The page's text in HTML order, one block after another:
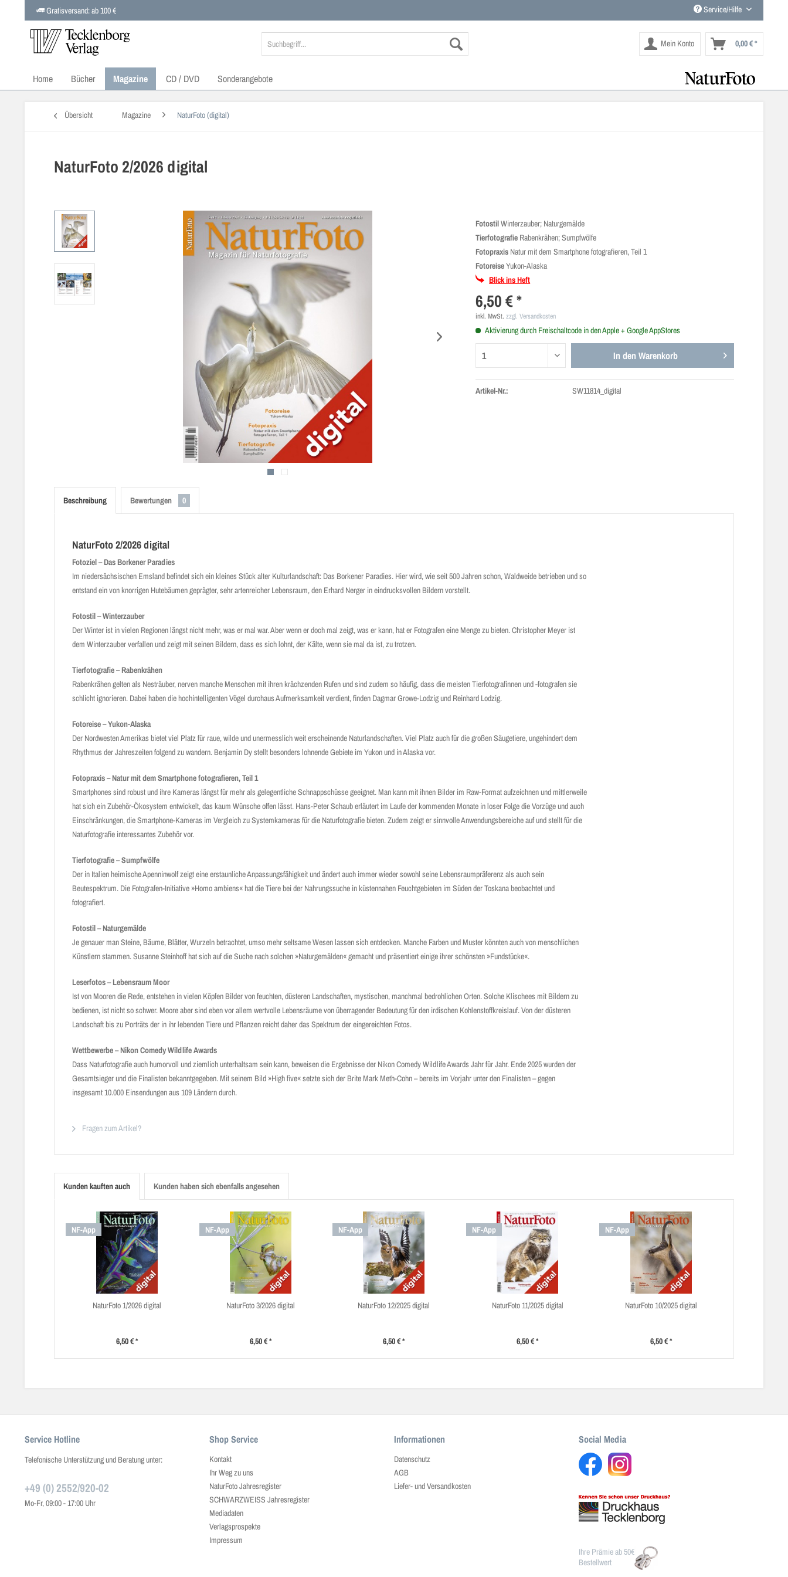
Gratisversand: ab 100 € Service/Hilfe
Mein Konto 0,00 € *
Home Bücher Magazine CD / DVD Sonderangebote
Übersicht Magazine NaturFoto (digital)
NaturFoto 2/2026 digital
FotostilWinterzauber; Naturgemälde
Tierfotografie Rabenkrähen; Sumpfwölfe
Fotopraxis Natur mit dem Smartphone fotografieren, Teil 1
FotoreiseYukon-Alaska
Blick ins Heft
6,50 € *
inkl. MwSt.zzgl. Versandkosten
Aktivierung durch Freischaltcode in den Apple + Google AppStores
In den Warenkorb
Artikel-Nr.: SW11814_digital
Beschreibung Bewertungen 0
NaturFoto 2/2026 digital
Fotoziel – Das Borkener Paradies
Im niedersächsischen Emsland befindet sich ein kleines Stück alter Kulturlandschaft: Das Borkener Paradies. Hier wird, wie seit 500 Jahren schon, Waldweide betrieben und so
entstand ein von knorrigen Hutebäumen geprägter, sehr artenreicher Lebensraum, den Erhard Nerger in eindrucksvollen Bildern vorstellt.
Fotostil – Winterzauber
Der Winter ist in vielen Regionen längst nicht mehr, was er mal war. Aber wenn er doch mal zeigt, was er kann, hat er Fotografen eine Menge zu bieten. Christopher Meyer ist
dem Winterzauber verfallen und zeigt mit seinen Bildern, dass es sich lohnt, der Kälte, wenn sie mal da ist, zu trotzen.
Tierfotografie – Rabenkrähen
Rabenkrähen gelten als Nesträuber, nerven manche Menschen mit ihren krächzenden Rufen und sind zudem so häufig, dass die meisten Tierfotografinnen und -fotografen sie
schlicht ignorieren. Dabei haben die hochintelligenten Vögel durchaus Aufmerksamkeit verdient, finden Dagmar Growe-Lodzig und Reinhard Lodzig.
Fotoreise – Yukon-Alaska
Der Nordwesten Amerikas bietet viel Platz für raue, wilde und unermesslich weit erscheinende Naturlandschaften. Viel Platz auch für die großen Säugetiere, ungehindert dem
Rhythmus der Jahreszeiten folgend zu wandern. Benjamin Dy stellt besonders lohnende Gebiete im Yukon und in Alaska vor.
Fotopraxis – Natur mit dem Smartphone fotografieren, Teil 1
Smartphones sind robust und ihre Kameras längst für mehr als gelegentliche Schnappschüsse geeignet. Man kann mit ihnen Bilder im Raw-Format aufzeichnen und mittlerweile
hat sich ein Zubehör-Ökosystem entwickelt, das kaum Wünsche offen lässt. Hans-Peter Schaub erläutert im Laufe der kommenden Monate in loser Folge die Vorzüge und auch
Einschränkungen, die Smartphone-Kameras im Vergleich zu Systemkameras für die Naturfotografie bieten. Zudem zeigt er sinnvolle Anwendungsbereiche auf und stellt für die
Naturfotografie interessantes Zubehör vor.
Tierfotografie – Sumpfwölfe
Der in Italien heimische Apenninwolf zeigt eine erstaunliche Anpassungsfähigkeit und ändert auch immer wieder sowohl seine Lebensraumpräferenz als auch sein
Beutespektrum. Die Fotografen-Initiative »Homo ambiens« hat die Tiere bei der Nahrungssuche in küstennahen Feuchtgebieten im Süden der Toskana beobachtet und
fotografiert.
Fotostil – Naturgemälde
Je genauer man Steine, Bäume, Blätter, Wurzeln betrachtet, umso mehr seltsame Wesen lassen sich entdecken. Manche Farben und Muster könnten auch von menschlichen
Künstlern stammen. Susanne Steinhoff hat sich auf die Suche nach solchen »Naturgemälden« gemacht und präsentiert einige ihrer schönsten »Fundstücke«.
Leserfotos – Lebensraum Moor
Ist von Mooren die Rede, entstehen in vielen Köpfen Bilder von feuchten, düsteren Landschaften, mystischen, manchmal bedrohlichen Orten. Solche Klischees mit Bildern zu
bedienen, ist nicht so schwer. Moore aber sind eben vor allem wertvolle Lebensräume von überragender Bedeutung für den irdischen Kohlenstoffkreislauf. Von der düsteren
Landschaft bis zu Porträts der in ihr lebenden Tiere und Pflanzen reicht daher das Spektrum der eingereichten Fotos.
Wettbewerbe – Nikon Comedy Wildlife Awards
Dass Naturfotografie auch humorvoll und ziemlich unterhaltsam sein kann, beweisen die Ergebnisse der Nikon Comedy Wildlife Awards Jahr für Jahr. Ende 2025 wurden der
Gesamtsieger und die Finalisten bekanntgegeben. Mit seinem Bild »High five« setzte sich der Brite Mark Meth-Cohn – bereits im Vorjahr unter den Finalisten – gegen
insgesamt 10.000 Einsendungen aus 109 Ländern durch.
Fragen zum Artikel?
Kunden kauften auch Kunden haben sich ebenfalls angesehen
NF-App
NaturFoto 1/2026 digital
6,50 € *
NF-App
NaturFoto 3/2026 digital
6,50 € *
NF-App
NaturFoto 12/2025 digital
6,50 € *
NF-App
NaturFoto 11/2025 digital
6,50 € *
NF-App
NaturFoto 10/2025 digital
6,50 € *
Service Hotline
Telefonische Unterstützung und Beratung unter:
+49 (0) 2552/920-02
Mo-Fr, 09:00 - 17:00 Uhr
Shop Service
Kontakt
Ihr Weg zu uns
NaturFoto Jahresregister
SCHWARZWEISS Jahresregister
Mediadaten
Verlagsprospekte
Impressum
Informationen
Datenschutz
AGB
Liefer- und Versandkosten
Social Media
Ihre Prämie ab 50€
Bestellwert